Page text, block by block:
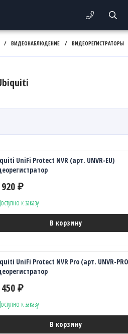
/ ВИДЕОНАБЛЮДЕНИЕ / ВИДЕОРЕГИСТРАТОРЫ
UniFi Protect NVR (арт. UNVR-EU)
₽
к заказу
В корзину
UniFi Protect NVR Pro (арт. UNVR-
₽
к заказу
В корзину